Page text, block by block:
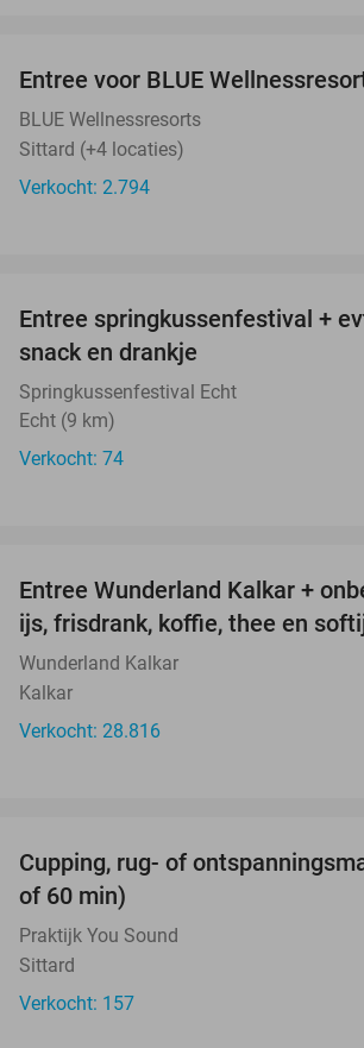
Entree voor BLUE
BLUE Wellnessresorts
Sittard (+4 locaties)
Verkocht: 2.794
Entree springkussenfestival +
snack en drankje
Springkussenfestival Echt
Echt (9 km)
Verkocht: 74
Entree Wunderland Kalkar +
ijs, frisdrank, koffie, thee en
Wunderland Kalkar
Kalkar
Verkocht: 28.816
Cupping, rug- of
of 60 min)
Praktijk You Sound
Sittard
Verkocht: 157